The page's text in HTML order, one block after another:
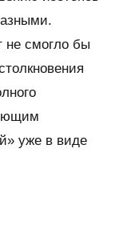
не смогло бы
уже в виде